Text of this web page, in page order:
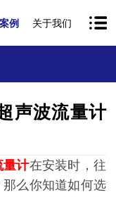
例 关于我们
声波流量计
量计在安装时，往
么你知道如何选